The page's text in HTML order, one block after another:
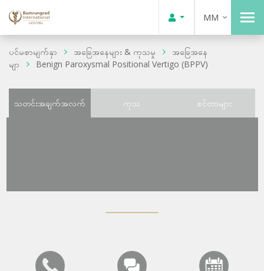
MM
ပင်မစာမျက်နှာ အခြေအနေများ & ကုသမှု
အခြေအနေ
မျာ
Benign Paroxysmal Positional Vertigo (BPPV)
သတင်းအချက်အလက် ကုသ စင်တာများ